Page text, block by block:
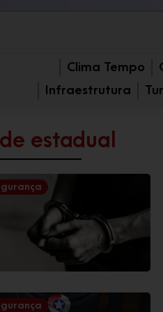
Clima Tempo
Infraestrutura
estadual